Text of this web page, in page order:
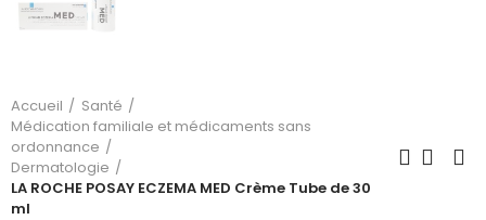
Accueil
Santé
Médication familiale et médicaments sans
ordonnance
Dermatologie
LA ROCHE POSAY ECZEMA MED Crème Tube de 30
ml